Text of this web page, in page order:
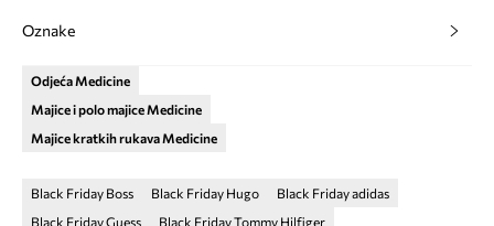
Oznake
Odjeća Medicine
Majice i polo majice Medicine
Majice kratkih rukava Medicine
Black Friday Boss Black Friday Hugo
Black Friday adidas
Black Friday Guess
Black Friday Tommy Hilfiger